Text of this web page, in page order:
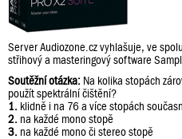
Server Audiozone.cz vyhlašuje, ve
střihový a masteringový software
Soutěžní otázka: Na kolika stopách
použít spektrální čištění?
1. klidně i na 76 a více stopách
2. na každé mono stopě
3. na každé mono či stereo stopě